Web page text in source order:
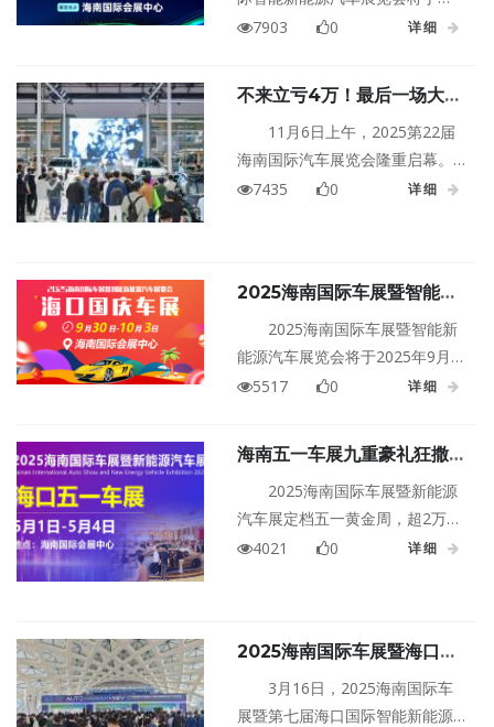
2026年3月26日至29日在海南海
7903 0 详细
不来立亏4万！最后一场大型
车展——海南国际车展盛大开
幕！
11月6日上午，2025第22届
海南国际汽车展览会隆重启幕。
作为2025年度最后一场大型车
购车盛宴。
7435 0 详细
2025海南国际车展暨智能新
能源汽车展览会
2025海南国际车展暨智能新
能源汽车展览会将于2025年9月
30日至10月3日在海南海口海南国
5517 0 详细
海南五一车展九重豪礼狂撒，
国补至高2万+抽现金红包，
车展门票限时免费领取！
2025海南国际车展暨新能源
汽车展定档五一黄金周，超2万㎡
展厅、60+品牌集结，新能源专场
订车抽现金红包，不买车也能赢
茶叶！快来领取海南五一车展门
票吧！
4021 0 详细
2025海南国际车展暨海口国
际智能新能源汽车展览会圆满
闭幕
3月16日，2025海南国际车
展暨第七届海口国际智能新能源